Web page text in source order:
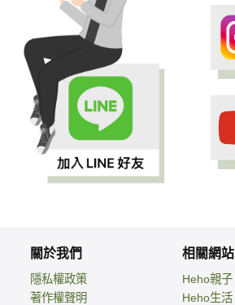
關於我們
隱私權政策
著作權聲明
相關網站
Heho親子
Heho生活